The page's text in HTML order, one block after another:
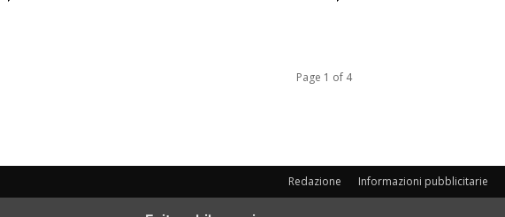
Page 1 of 4
Redazione Informazioni pubblicitarie